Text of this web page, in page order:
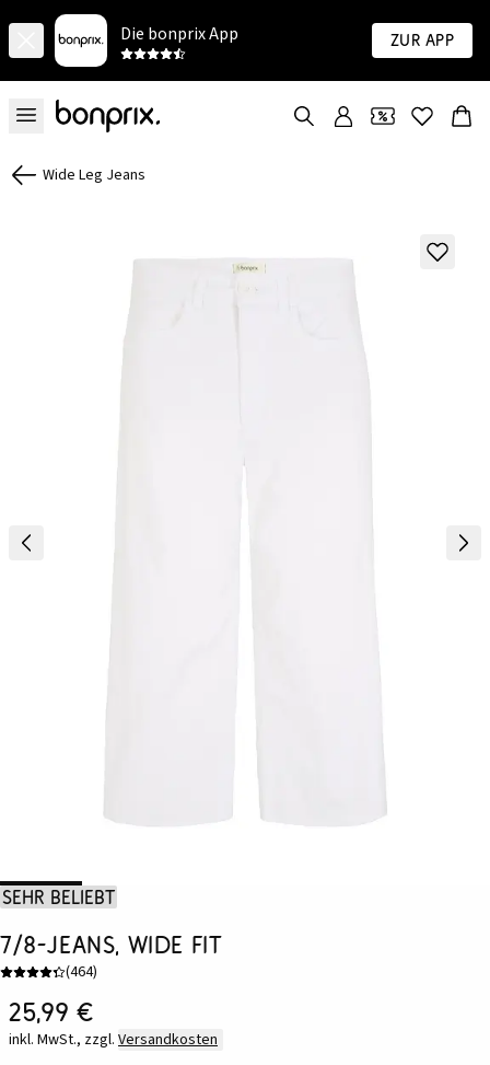
Die bonprix App Zur App
Wide Leg Jeans
Sehr beliebt
7/8-Jeans, Wide Fit
(464)
25,99 €
inkl. MwSt., zzgl. Versandkosten